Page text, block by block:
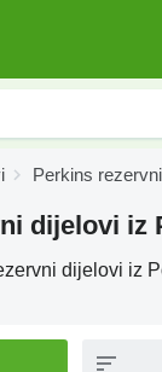
Perkins
dijelovi iz
dijelovi iz